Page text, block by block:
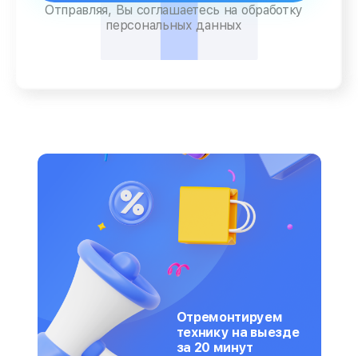
Отправляя, Вы соглашаетесь на обработку
персональных данных
Отремонтируем
технику на выезде
за 20 минут